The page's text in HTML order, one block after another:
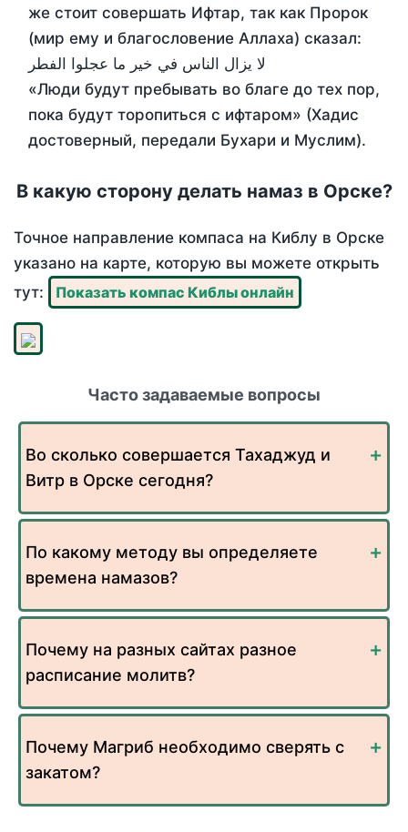
же стоит совершать Ифтар, так как Пророк
(мир ему и благословение Аллаха) сказал:
لا يزال الناس في خير ما عجلوا الفطر
«Люди будут пребывать во благе до тех пор,
пока будут торопиться с ифтаром» (Хадис
достоверный, передали Бухари и Муслим).
В какую сторону делать намаз в Орске?
Точное направление компаса на Киблу в Орске
указано на карте, которую вы можете открыть
тут:
Показать компас Киблы онлайн
Часто задаваемые вопросы
Во сколько совершается Тахаджуд и
Витр в Орске сегодня?
По какому методу вы определяете
времена намазов?
Почему на разных сайтах разное
расписание молитв?
Почему Магриб необходимо сверять с
закатом?